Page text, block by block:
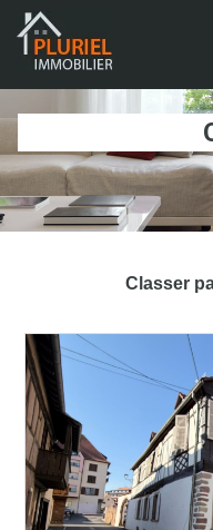
Classer
Cookies management